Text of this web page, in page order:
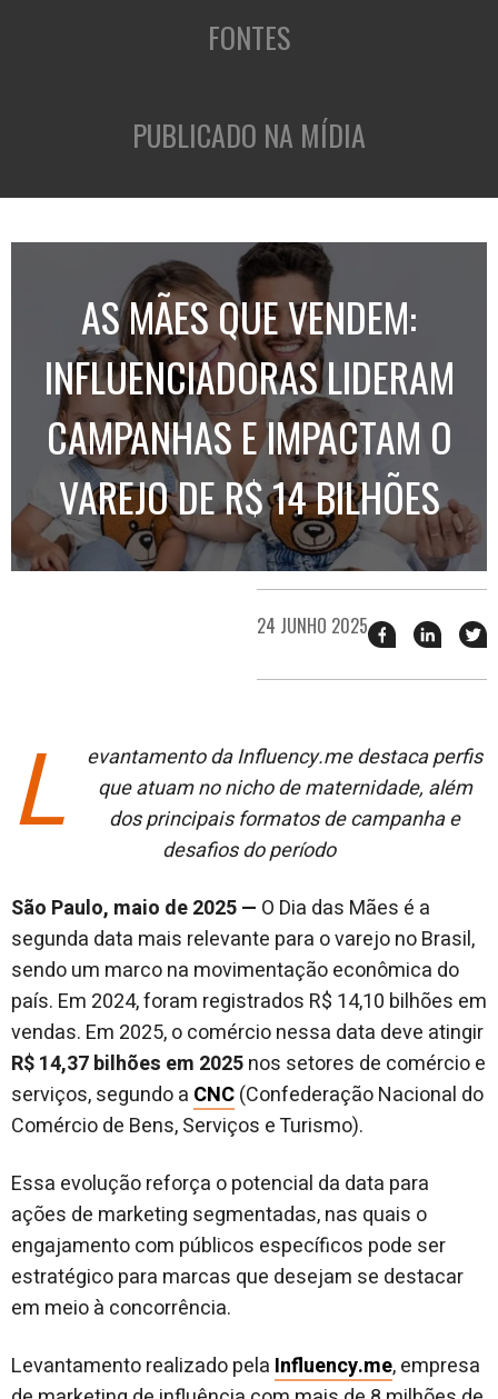
FONTES
PUBLICADO NA MÍDIA
AS MÃES QUE VENDEM:
INFLUENCIADORAS LIDERAM
CAMPANHAS E IMPACTAM O
VAREJO DE R$ 14 BILHÕES
24 JUNHO 2025 Compartilhar
esse
no
esse
no
L
evantamento da Influency.me destaca perfis
que atuam no nicho de maternidade, além
dos principais formatos de campanha e
desafios do período
São Paulo, maio de 2025 — O Dia das Mães é a
segunda data mais relevante para o varejo no Brasil,
sendo um marco na movimentação econômica do
país. Em 2024, foram registrados R$ 14,10 bilhões em
vendas. Em 2025, o comércio nessa data deve atingir
R$ 14,37 bilhões em 2025nos setores de comércio e
serviços, segundo a CNC(Confederação Nacional do
Comércio de Bens, Serviços e Turismo).
Essa evolução reforça o potencial da data para
ações de marketing segmentadas, nas quais o
engajamento com públicos específicos pode ser
estratégico para marcas que desejam se destacar
em meio à concorrência.
Levantamento realizado pela Influency.me, empresa